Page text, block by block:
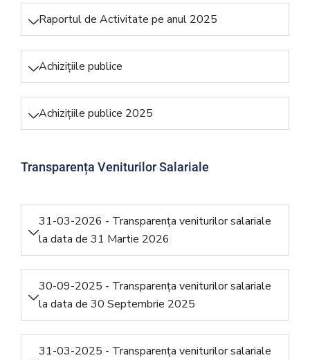
Raportul de Activitate pe anul 2025
Achizițiile publice
Achizițiile publice 2025
Transparența Veniturilor Salariale
31-03-2026 - Transparența veniturilor salariale
la data de 31 Martie 2026
30-09-2025 - Transparența veniturilor salariale
la data de 30 Septembrie 2025
31-03-2025 - Transparența veniturilor salariale